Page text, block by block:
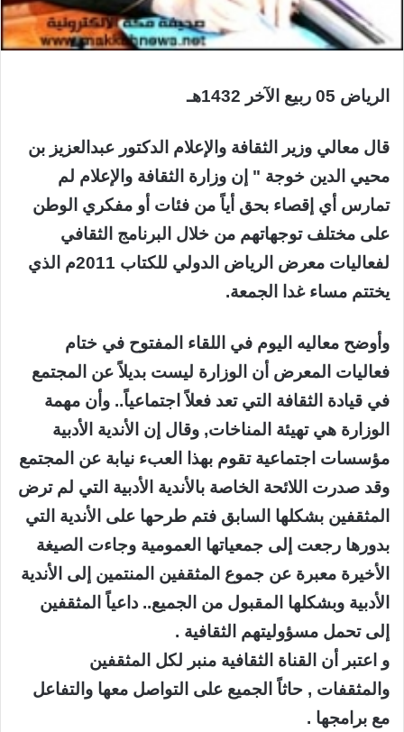
الرياض 05 ربيع الآخر 1432هـ
قال معالي وزير الثقافة والإعلام الدكتور عبدالعزيز بن
محيي الدين خوجة " إن وزارة الثقافة والإعلام لم
تمارس أي إقصاء بحق أياً من فئات أو مفكري الوطن
على مختلف توجهاتهم من خلال البرنامج الثقافي
لفعاليات معرض الرياض الدولي للكتاب 2011م الذي
يختتم مساء غدا الجمعة.
وأوضح معاليه اليوم في اللقاء المفتوح في ختام
فعاليات المعرض أن الوزارة ليست بديلاً عن المجتمع
في قيادة الثقافة التي تعد فعلاً اجتماعياً.. وأن مهمة
الوزارة هي تهيئة المناخات, وقال إن الأندية الأدبية
مؤسسات اجتماعية تقوم بهذا العبء نيابة عن المجتمع
وقد صدرت اللائحة الخاصة بالأندية الأدبية التي لم ترض
المثقفين بشكلها السابق فتم طرحها على الأندية التي
بدورها رجعت إلى جمعياتها العمومية وجاءت الصيغة
الأخيرة معبرة عن جموع المثقفين المنتمين إلى الأندية
الأدبية وبشكلها المقبول من الجميع.. داعياً المثقفين
إلى تحمل مسؤوليتهم الثقافية .
و اعتبر أن القناة الثقافية منبر لكل المثقفين
والمثقفات , حاثاً الجميع على التواصل معها والتفاعل
مع برامجها .